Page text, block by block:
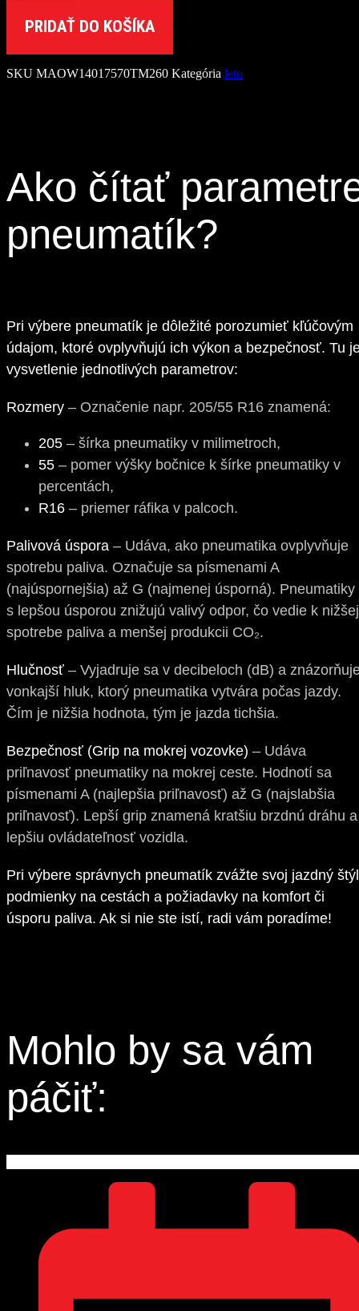
R14
EVO
PRIDAŤ DO KOŠÍKA
SKU MAOW14017570TM260 Kategória leto
Ako čítať
pneumatík?
Pri výbere pneumatík je dôležité porozumieť kľúčovým
údajom, ktoré ovplyvňujú ich výkon a bezpečnosť. Tu
vysvetlenie jednotlivých parametrov:
Rozmery – Označenie napr. 205/55 R16 znamená:
205 – šírka pneumatiky v milimetroch,
55 – pomer výšky bočnice k šírke pneumatiky v
percentách,
R16 – priemer ráfika v palcoch.
Palivová úspora – Udáva, ako pneumatika ovplyvňuje
spotrebu paliva. Označuje sa písmenami A
(najúspornejšia) až G (najmenej úsporná). Pneumatiky
s lepšou úsporou znižujú valivý odpor, čo vedie k nižšej
spotrebe paliva a menšej produkcii CO₂.
Hlučnosť – Vyjadruje sa v decibeloch (dB) a
vonkajší hluk, ktorý pneumatika vytvára počas jazdy.
Čím je nižšia hodnota, tým je jazda tichšia.
Bezpečnosť (Grip na mokrej vozovke) – Udáva
priľnavosť pneumatiky na mokrej ceste. Hodnotí sa
písmenami A (najlepšia priľnavosť) až G (najslabšia
priľnavosť). Lepší grip znamená kratšiu brzdnú dráhu a
lepšiu ovládateľnosť vozidla.
Pri výbere správnych pneumatík zvážte svoj jazdný
podmienky na cestách a požiadavky na komfort či
úsporu paliva. Ak si nie ste istí, radi vám poradíme!
Mohlo by sa vám
páčiť: